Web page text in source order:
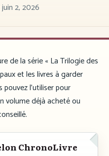
juin 2, 2026
de la série « La Trilogie des
et les livres à garder
l’utiliser pour
volume déjà acheté ou
ChronoLivre